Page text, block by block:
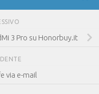
3 Pro su Honorbuy.it
via e-mail